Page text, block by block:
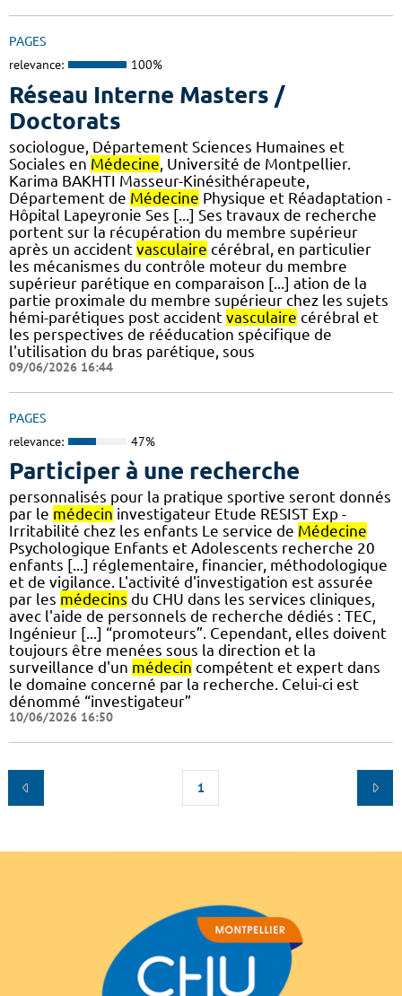
PAGES
relevance: 100%
Réseau Interne Masters /
Doctorats
sociologue, Département Sciences Humaines et
Sociales en Médecine , Université de Montpellier.
Karima BAKHTI Masseur-Kinésithérapeute,
Département de Médecine Physique et Réadaptation -
Hôpital Lapeyronie Ses [...] Ses travaux de recherche
portent sur la récupération du membre supérieur
après un accident vasculaire cérébral, en particulier
les mécanismes du contrôle moteur du membre
supérieur parétique en comparaison [...] ation de la
partie proximale du membre supérieur chez les sujets
hémi-parétiques post accident vasculaire cérébral et
les perspectives de rééducation spécifique de
l'utilisation du bras parétique, sous
09/06/2026 16:44
PAGES
relevance: 47%
Participer à une recherche
personnalisés pour la pratique sportive seront donnés
par le médecin investigateur Etude RESIST Exp -
Irritabilité chez les enfants Le service de Médecine
Psychologique Enfants et Adolescents recherche 20
enfants [...] réglementaire, financier, méthodologique
et de vigilance. L'activité d'investigation est assurée
par les médecins du CHU dans les services cliniques,
avec l'aide de personnels de recherche dédiés : TEC,
Ingénieur [...] “promoteurs”. Cependant, elles doivent
toujours être menées sous la direction et la
surveillance d'un médecin compétent et expert dans
le domaine concerné par la recherche. Celui-ci est
dénommé “investigateur”
10/06/2026 16:50
1